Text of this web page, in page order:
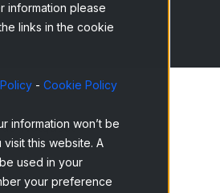
information please
links in the cookie
- Cookie Policy
information won’t be
this website. A
used in your
your preference
Netquest